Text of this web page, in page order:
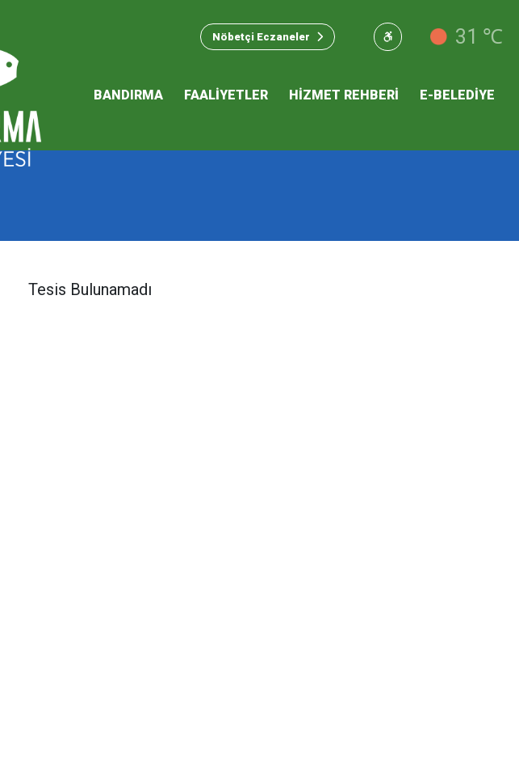
Nöbetçi Eczaneler 31 ℃
2026 Performans Programı
BANDIRMA FAALİYETLER HİZMET REHBERİ E-BELEDİYE
Tesis Bulunamadı